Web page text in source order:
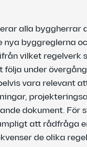
alla byggherrar
nya byggreglerna
vilket regelverk
under
vara relevant
dokument. För
att rådfråga
de olika